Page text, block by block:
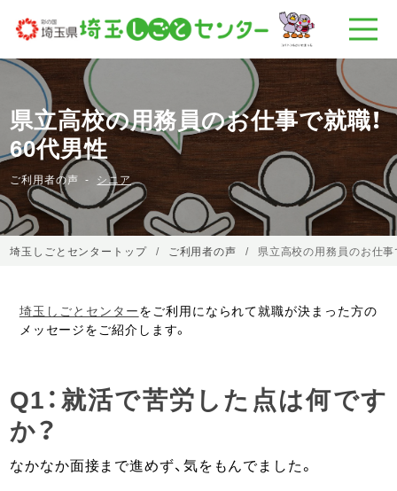
県立高校の用務員のお仕事で就職！
60代男性
ご利用者の声 シニア
埼玉しごとセンタートップ ご利用者の声 県立高校の用務員のお仕
埼玉しごとセンターをご利用になられて就職が決まった方の
メッセージをご紹介します。
Q1：就活で苦労した点は何です
か？
なかなか面接まで進めず、気をもんでました。